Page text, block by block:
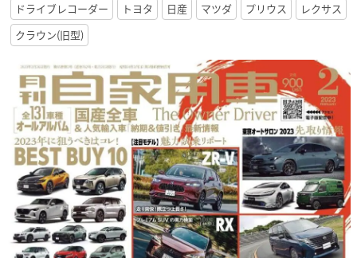
ドライブレコーダー
トヨタ 日産 マツダ プリウス
レクサス
クラウン(旧型)